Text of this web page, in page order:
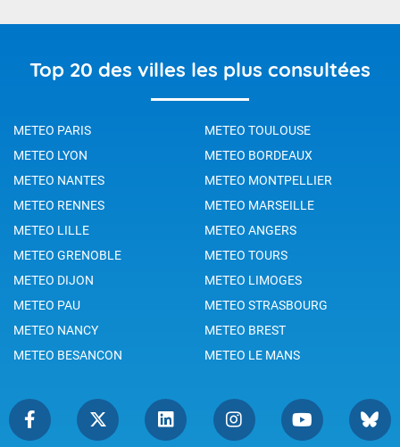
Top 20 des villes les plus consultées
METEO PARIS
METEO TOULOUSE
METEO LYON
METEO BORDEAUX
METEO NANTES
METEO MONTPELLIER
METEO RENNES
METEO MARSEILLE
METEO LILLE
METEO ANGERS
METEO GRENOBLE
METEO TOURS
METEO DIJON
METEO LIMOGES
METEO PAU
METEO STRASBOURG
METEO NANCY
METEO BREST
METEO BESANCON
METEO LE MANS